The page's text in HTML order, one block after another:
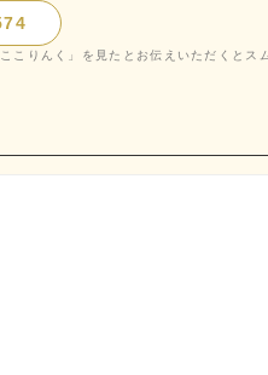
こりんく」を見たとお伝えいただくとス